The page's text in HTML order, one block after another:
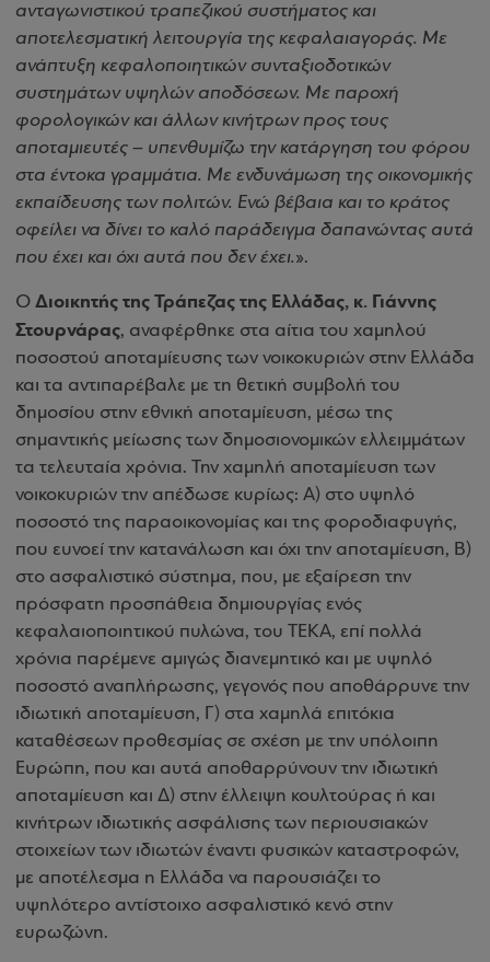
ανταγωνιστικού τραπεζικού συστήματος και
αποτελεσματική λειτουργία της κεφαλαιαγοράς. Με
ανάπτυξη κεφαλοποιητικών συνταξιοδοτικών
συστημάτων υψηλών αποδόσεων. Με παροχή
φορολογικών και άλλων κινήτρων προς τους
αποταμιευτές – υπενθυμίζω την κατάργηση του φόρου
στα έντοκα γραμμάτια. Με ενδυνάμωση της οικονομικής
εκπαίδευσης των πολιτών. Ενώ βέβαια και το κράτος
οφείλει να δίνει το καλό παράδειγμα δαπανώντας αυτά
που έχει και όχι αυτά που δεν έχει.».
Ο Διοικητής της Τράπεζας της Ελλάδας, κ. Γιάννης
Στουρνάρας, αναφέρθηκε στα αίτια του χαμηλού
ποσοστού αποταμίευσης των νοικοκυριών στην Ελλάδα
και τα αντιπαρέβαλε με τη θετική συμβολή του
δημοσίου στην εθνική αποταμίευση, μέσω της
σημαντικής μείωσης των δημοσιονομικών ελλειμμάτων
τα τελευταία χρόνια. Την χαμηλή αποταμίευση των
νοικοκυριών την απέδωσε κυρίως: Α) στο υψηλό
ποσοστό της παραοικονομίας και της φοροδιαφυγής,
που ευνοεί την κατανάλωση και όχι την αποταμίευση, Β)
στο ασφαλιστικό σύστημα, που, με εξαίρεση την
πρόσφατη προσπάθεια δημιουργίας ενός
κεφαλαιοποιητικού πυλώνα, του ΤΕΚΑ, επί πολλά
χρόνια παρέμενε αμιγώς διανεμητικό και με υψηλό
ποσοστό αναπλήρωσης, γεγονός που αποθάρρυνε την
ιδιωτική αποταμίευση, Γ) στα χαμηλά επιτόκια
καταθέσεων προθεσμίας σε σχέση με την υπόλοιπη
Ευρώπη, που και αυτά αποθαρρύνουν την ιδιωτική
αποταμίευση και Δ) στην έλλειψη κουλτούρας ή και
κινήτρων ιδιωτικής ασφάλισης των περιουσιακών
στοιχείων των ιδιωτών έναντι φυσικών καταστροφών,
με αποτέλεσμα η Ελλάδα να παρουσιάζει το
υψηλότερο αντίστοιχο ασφαλιστικό κενό στην
ευρωζώνη.